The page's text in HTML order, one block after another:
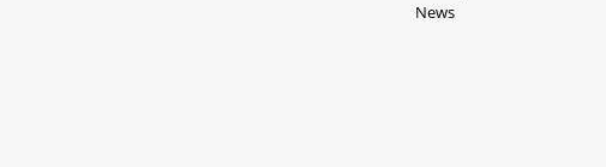
News